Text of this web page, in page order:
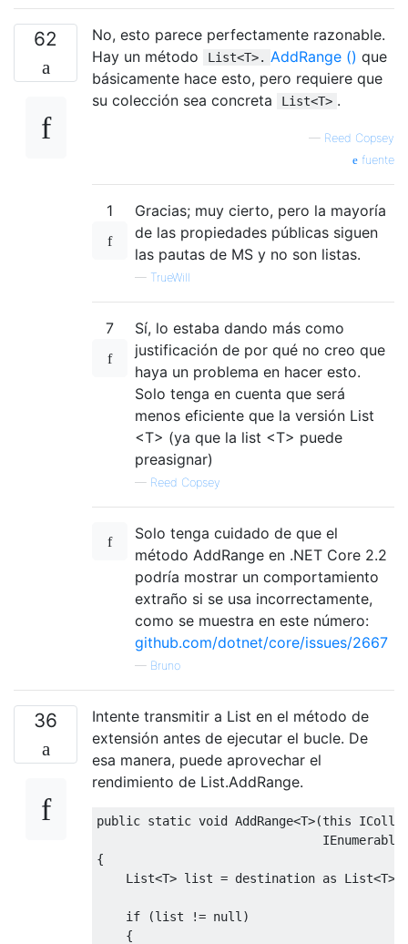
62
No, esto parece perfectamente razonable.
Hay un método
List<T>. AddRange () que
básicamente hace esto, pero requiere que
su colección sea concreta
List<T> .
— Reed Copsey
fuente
1
Gracias; muy cierto, pero la mayoría
de las propiedades públicas siguen
las pautas de MS y no son listas.
— TrueWill
7
Sí, lo estaba dando más como
justificación de por qué no creo que
haya un problema en hacer esto.
Solo tenga en cuenta que será
menos eficiente que la versión List
<T> (ya que la list <T> puede
preasignar)
— Reed Copsey
Solo tenga cuidado de que el
método AddRange en .NET Core 2.2
podría mostrar un comportamiento
extraño si se usa incorrectamente,
como se muestra en este número:
github.com/dotnet/core/issues/2667
— Bruno
36
Intente transmitir a List en el método de
extensión antes de ejecutar el bucle. De
esa manera, puede aprovechar el
rendimiento de List.AddRange.
public static void AddRange<T>(this
IEnumerable
{
List<T> list = destination as List<T>;
if (list != null )
{